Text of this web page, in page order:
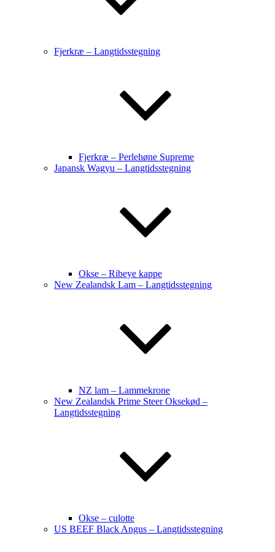
Fjerkræ – Langtidsstegning
Fjerkræ – Perlehøne Supreme
Japansk Wagyu – Langtidsstegning
Okse – Ribeye kappe
New Zealandsk Lam – Langtidsstegning
NZ lam – Lammekrone
New Zealandsk Prime Steer Oksekød –
Langtidsstegning
Okse – culotte
US BEEF Black Angus – Langtidsstegning